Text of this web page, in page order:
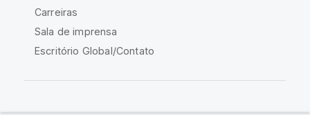
Carreiras
Sala de imprensa
Escritório Global/Contato